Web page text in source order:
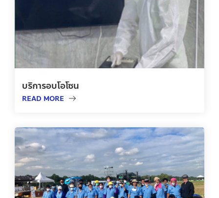
บริการอบโอโซน
READ MORE